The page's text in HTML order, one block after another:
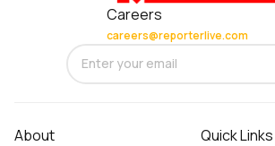
Careers
careers@reporterlive.com
About Quick Links